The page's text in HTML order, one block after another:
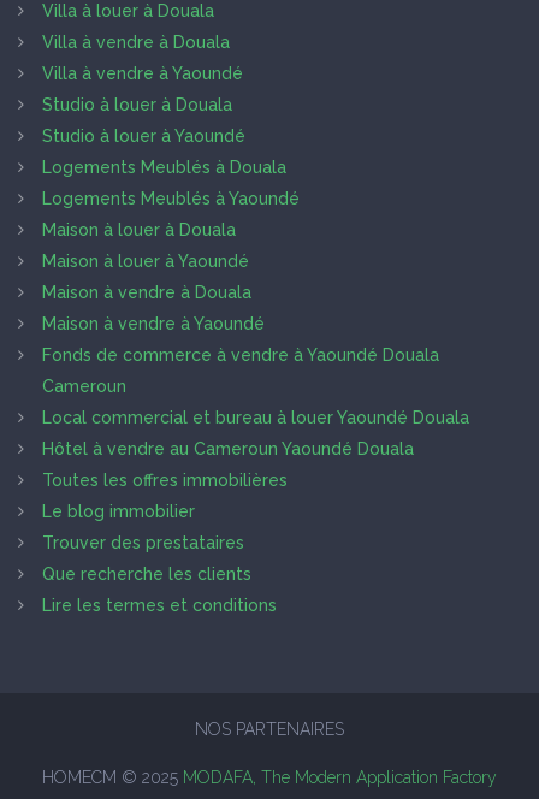
Villa à louer à Douala
Villa à vendre à Douala
Villa à vendre à Yaoundé
Studio à louer à Douala
Studio à louer à Yaoundé
Logements Meublés à Douala
Logements Meublés à Yaoundé
Maison à louer à Douala
Maison à louer à Yaoundé
Maison à vendre à Douala
Maison à vendre à Yaoundé
Fonds de commerce à vendre à Yaoundé Douala
Cameroun
Local commercial et bureau à louer Yaoundé Douala
Hôtel à vendre au Cameroun Yaoundé Douala
Toutes les offres immobilières
Le blog immobilier
Trouver des prestataires
Que recherche les clients
Lire les termes et conditions
NOS PARTENAIRES
HOMECM © 2025 MODAFA, The Modern Application Factory